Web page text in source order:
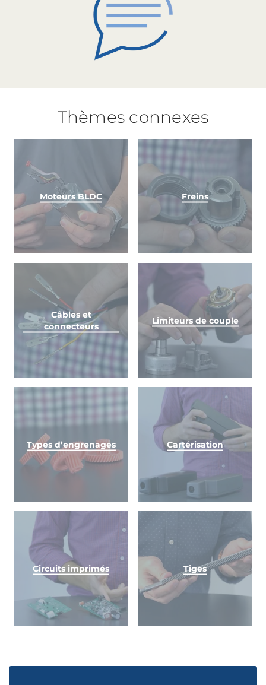
Thèmes connexes
Moteurs BLDC Freins
Câbles et
connecteurs
Limiteurs de couple
Types d’engrenages Cartérisation
Circuits imprimés Tiges